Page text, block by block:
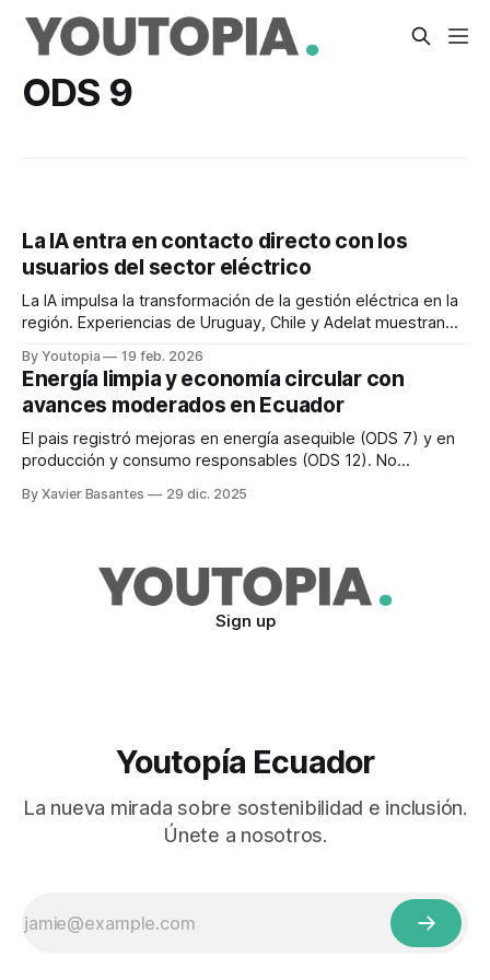
ODS 9
La IA entra en contacto directo con los
usuarios del sector eléctrico
La IA impulsa la transformación de la gestión eléctrica en la
región. Experiencias de Uruguay, Chile y Adelat muestran
By Youtopia 19 feb. 2026
Energía limpia y economía circular con
avances moderados en Ecuador
El pais registró mejoras en energía asequible (ODS 7) y en
producción y consumo responsables (ODS 12). No
By Xavier Basantes 29 dic. 2025
Sign up
Youtopía Ecuador
La nueva mirada sobre sostenibilidad e inclusión.
Únete a nosotros.